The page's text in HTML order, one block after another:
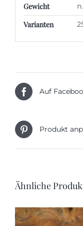
Gewicht
Varianten
Auf
Produkt
Ähnliche